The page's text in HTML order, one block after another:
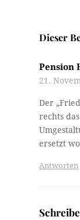
Dieser
Pension
21.
Der
rechts
ersetzt
Antworten